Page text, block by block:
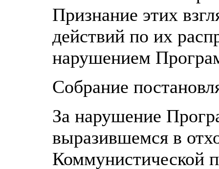
Признание этих
действий по их
нарушением
Собрание
За нарушение
выразившемся в
Коммунистической